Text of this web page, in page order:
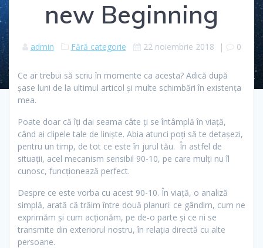
new Beginning
admin Fără categorie 22 noiembrie 2018 | 0
Ce ar trebui să scriu în momente ca acesta? Adică după
şase luni de la ultimul articol şi multe schimbări în existenţa
mea.
Poate doar că îţi dai seama câte ţi se întâmplă în viaţă,
când ai clipele tale de linişte. Abia atunci poţi să te detaşezi,
pentru un timp, de tot ce este în jurul tău. În astfel de
situaţii, acel mecanism sensibil 90-10, pe care mulţi nu îl
cunosc, funcţionează perfect.
Despre ce este vorba cu acest 90-10. În viaţă, o analiză
simplă, arată că trăim între două planuri: ce gândim, cum ne
exprimăm şi cum acţionăm, pe de-o parte şi ce ni se
transmite din exteriorul nostru, în relaţia directă cu alte
persoane.